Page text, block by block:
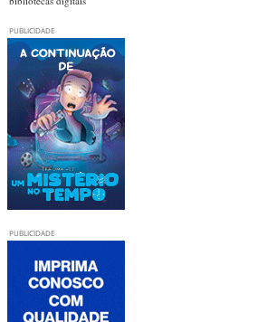
PUBLICIDADE
PUBLICIDADE